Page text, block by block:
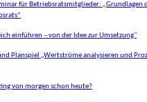
für Betriebsratsmitglieder: „Grundlagen
einführen – von der Idee zur Umsetzung"
Planspiel „Wertströme analysieren und
von morgen schon heute?